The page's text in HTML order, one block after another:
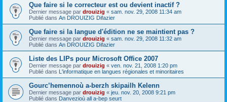
Que faire si le correcteur est ou devient inactif ?
Dernier message par drouizig « sam. nov. 29, 2008 11:34 am
Publié dans An DROUIZIG Difazier
Que faire si la langue d'édition ne se maintient pas ?
Dernier message par drouizig « sam. nov. 29, 2008 11:32 am
Publié dans An DROUIZIG Difazier
Liste des LIPs pour Microsoft Office 2007
Dernier message par drouizig « ven. nov. 21, 2008 1:20 pm
Publié dans L'informatique en langues régionales et minoritaires
Gourc’hemennoù a-berzh skipailh Kelenn
Dernier message par drouizig « jeu. nov. 20, 2008 9:21 pm
Publié dans Danvezioù all a-bep seurt